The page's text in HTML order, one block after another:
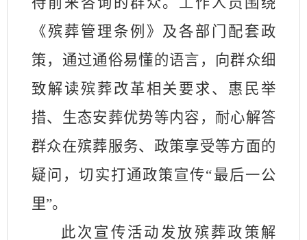
《殡葬管理条例》及各部门配套政
策，通过通俗易懂的语言，向群众细
致解读殡葬改革相关要求、惠民举
措、生态安葬优势等内容，耐心解答
群众在殡葬服务、政策享受等方面的
疑问，切实打通政策宣传“最后一公
里”。
此次宣传活动发放殡葬政策解